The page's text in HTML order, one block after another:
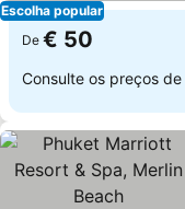
Escolha popular
De € 50
Consulte os preços de